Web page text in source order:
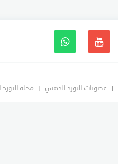
عضويات البورد الذهبي مجلة